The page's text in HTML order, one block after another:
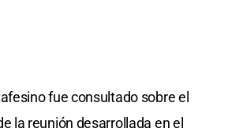
fue consultado sobre el
la reunión desarrollada en el